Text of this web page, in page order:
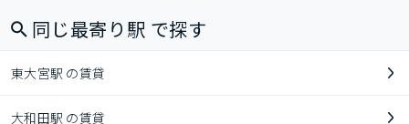
同じ最寄り駅 で探す
東大宮駅 の賃貸
大和田駅 の賃貸